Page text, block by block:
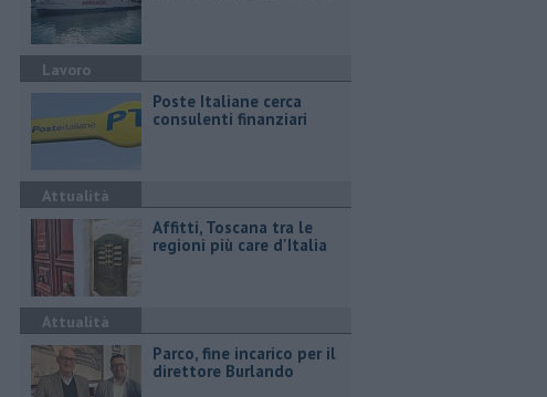
Lavoro
Poste Italiane cerca
consulenti finanziari
Attualità
Affitti, Toscana tra le
regioni più care d'Italia
Attualità
Parco, fine incarico per il
direttore Burlando